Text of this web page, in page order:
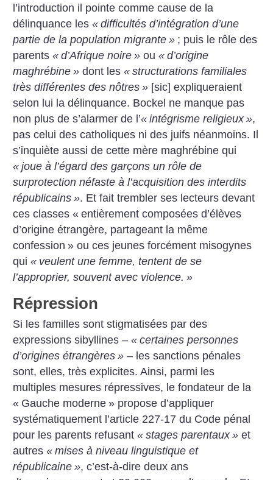
l’introduction il pointe comme cause de la
délinquance les« difficultés d’intégration d’une
partie de la population migrante » ; puis le rôle des
parents« d’Afrique noire » ou« d’origine
maghrébine » dont les« structurations familiales
très différentes des nôtres » [sic] expliqueraient
selon lui la délinquance. Bockel ne manque pas
non plus de s’alarmer de l’« intégrisme religieux »,
pas celui des catholiques ni des juifs néanmoins. Il
s’inquiète aussi de cette mère maghrébine qui
« joue à l’égard des garçons un rôle de
surprotection néfaste à l’acquisition des interdits
républicains ». Et fait trembler ses lecteurs devant
ces classes « entièrement composées d’élèves
d’origine étrangère, partageant la même
confession » ou ces jeunes forcément misogynes
qui« veulent une femme, tentent de se
l’approprier, souvent avec violence. »
Répression
Si les familles sont stigmatisées par des
expressions sibyllines –« certaines personnes
d’origines étrangères » – les sanctions pénales
sont, elles, très explicites. Ainsi, parmi les
multiples mesures répressives, le fondateur de la
« Gauche moderne » propose d’appliquer
systématiquement l’article 227-17 du Code pénal
pour les parents refusant« stages parentaux » et
autres« mises à niveau linguistique et
républicaine », c’est-à-dire deux ans